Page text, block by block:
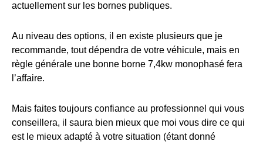
actuellement sur les bornes publiques.
Au niveau des options, il en existe plusieurs que je
recommande, tout dépendra de votre véhicule, mais en
règle générale une bonne borne 7,4kw monophasé fera
l’affaire.
Mais faites toujours confiance au professionnel qui vous
conseillera, il saura bien mieux que moi vous dire ce qui
est le mieux adapté à votre situation (étant donné